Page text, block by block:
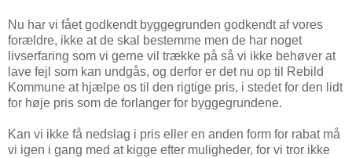
Nu har vi fået godkendt byggegrunden godkendt af vores
forældre, ikke at de skal bestemme men de har noget
livserfaring som vi gerne vil trække på så vi ikke behøver at
lave fejl som kan undgås, og derfor er det nu op til Rebild
Kommune at hjælpe os til den rigtige pris, i stedet for den lidt
for høje pris som de forlanger for byggegrundene.
Kan vi ikke få nedslag i pris eller en anden form for rabat må
vi igen i gang med at kigge efter muligheder, for vi tror ikke